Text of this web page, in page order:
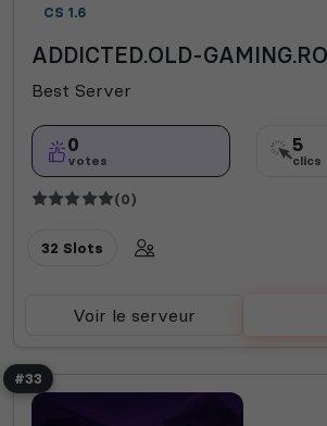
CS 1.6
ADDICTED.OLD-GAMING.RO
Best Server
0
votes
5
clics
(0)
32 Slots
Voir le serveur
#33